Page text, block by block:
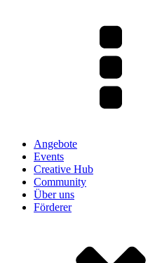
Angebote
Events
Creative Hub
Community
Über uns
Förderer